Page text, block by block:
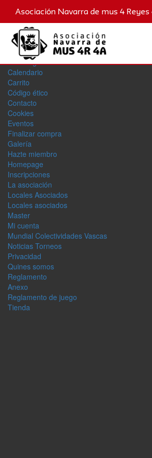
Asociación Navarra de mus 4
Noticias
Acreditados
Aviso legal
Calendario
Carrito
Código ético
Contacto
Cookies
Eventos
Finalizar compra
Galerí­a
Hazte miembro
Homepage
Inscripciones
La asociación
Locales Asociados
Locales asociados
Master
Mi cuenta
Mundial Colectividades Vascas
Noticias Torneos
Privacidad
Quines somos
Reglamento
Anexo
Reglamento de juego
Tienda